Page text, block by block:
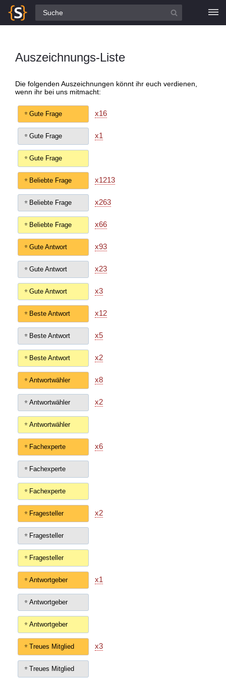
Alle Fragen
Auszeichnungs-Liste
Die folgenden Auszeichnungen könnt ihr euch verdienen,
wenn ihr bei uns mitmacht:
Gute Frage x16
Gute Frage x1
Gute Frage
Beliebte Frage x1213
Beliebte Frage x263
Beliebte Frage x66
Gute Antwort x93
Gute Antwort x23
Gute Antwort x3
Beste Antwort x12
Beste Antwort x5
Beste Antwort x2
Antwortwähler x8
Antwortwähler x2
Antwortwähler
Fachexperte x6
Fachexperte
Fachexperte
Fragesteller x2
Fragesteller
Fragesteller
Antwortgeber x1
Antwortgeber
Antwortgeber
Treues Mitglied x3
Treues Mitglied